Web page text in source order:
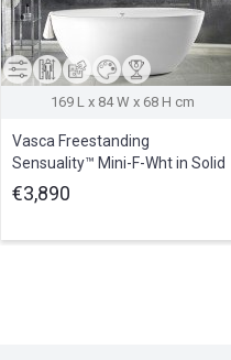
169 L x 84 W x 68 H cm
Vasca Freestanding
Sensuality™ Mini-F-Wht in Solid
Surface
€3,890